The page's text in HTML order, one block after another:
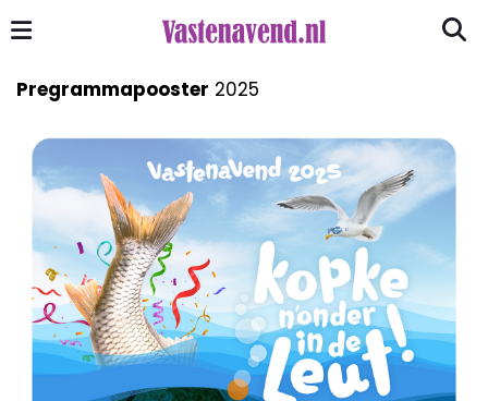
Pregrammapooster 2025